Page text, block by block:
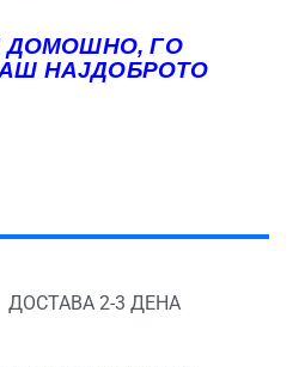
ДОМОШНО, ГО
НАЈДОБРОТО
ДОСТАВА 2-3 ДЕНА